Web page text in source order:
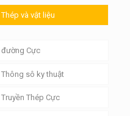
Thép và vật liệu
đường Cực
Thông sô ky thuật
Truyền Thép Cực